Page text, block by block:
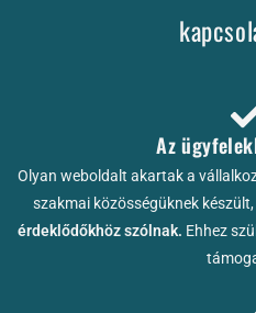
Az
Olyan weboldalt akartak a
szakmai közösségüknek
érdeklődőkhöz szólnak. Ehhez